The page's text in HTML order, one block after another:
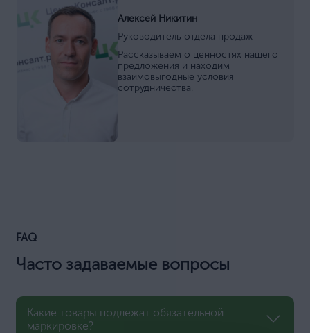
Алексей Никитин
Руководитель отдела продаж
Рассказываем о ценностях нашего
предложения и находим
взаимовыгодные условия
сотрудничества.
FAQ
Часто задаваемые вопросы
Какие товары подлежат обязательной
маркировке?